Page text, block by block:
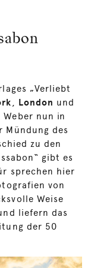
„Verliebt
, London und
nun in
des
zu den
gibt es
sprechen hier
von
Weise
liefern das
der 50